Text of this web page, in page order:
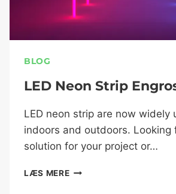
BLOG
LED Neon Strip
LED neon strip are now widely
indoors and outdoors. Looking
solution for your project or…
LÆS MERE